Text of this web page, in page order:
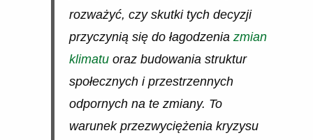
rozważyć, czy skutki tych decyzji
przyczynią się do łagodzenia zmian
klimatuoraz budowania struktur
społecznych i przestrzennych
odpornych na te zmiany. To
warunek przezwyciężenia kryzysu